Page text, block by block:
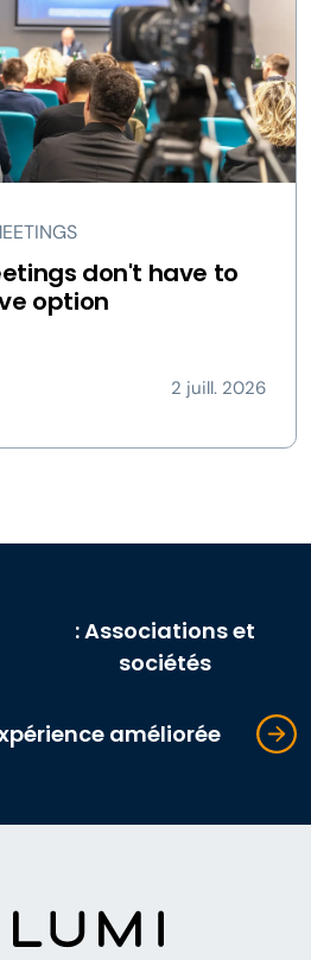
don't have to
option
2 juill. 2026
: Associations et
sociétés
améliorée